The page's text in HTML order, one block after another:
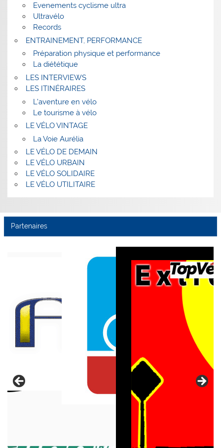
Evenements cyclisme ultra
Ultravélo
Records
ENTRAINEMENT, PERFORMANCE
Préparation physique et performance
La diététique
LES INTERVIEWS
LES ITINÉRAIRES
L’aventure en vélo
Le tourisme à vélo
LE VÉLO VINTAGE
La Voie Aurélia
LE VÉLO DE DEMAIN
LE VÉLO URBAIN
LE VÉLO SOLIDAIRE
LE VÉLO UTILITAIRE
Partenaires